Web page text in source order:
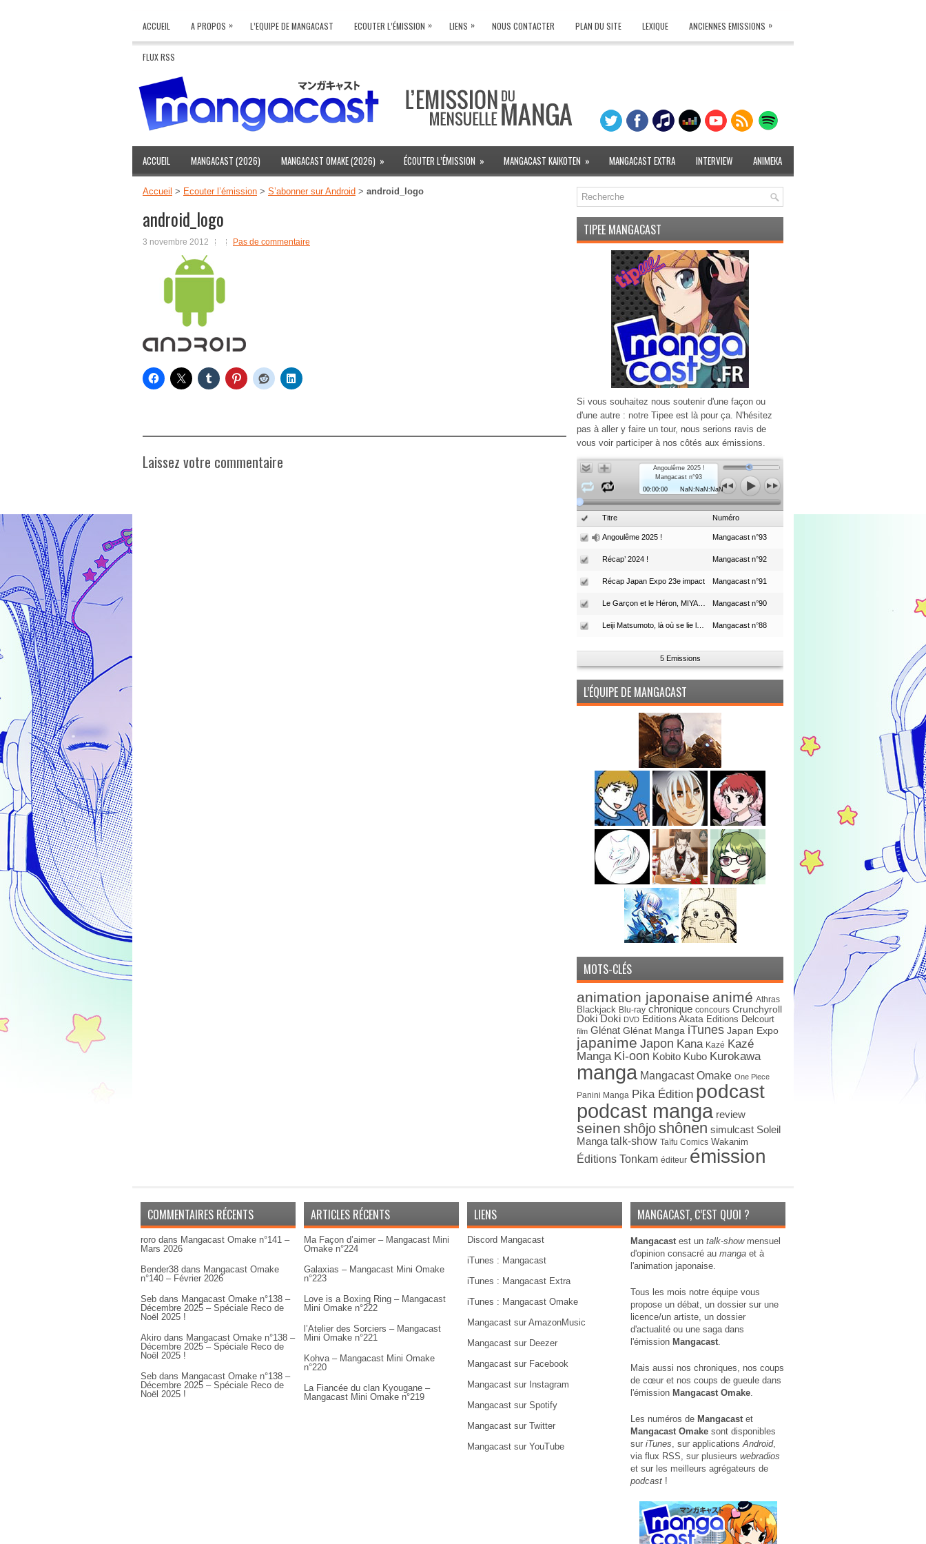
ACCUEIL A PROPOS » L’EQUIPE DE MANGACAST ECOUTER L’ÉMISSION » LIENS » NOUS CONTACTER PLAN DU SITE LEXIQUE ANCIENNES EMISSIONS »
FLUX RSS
ACCUEIL MANGACAST (2026) MANGACAST OMAKE (2026) » ÉCOUTER L’ÉMISSION » MANGACAST KAIKOTEN » MANGACAST EXTRA INTERVIEW ANIMEKA
Accueil > Écouter l’émission > S’abonner sur Android > android_logo
android_logo
3 novembre 2012 Pas de commentaire
Laissez votre commentaire
TIPEE MANGACAST
Si vous souhaitez nous soutenir d'une façon ou
d'une autre : notre Tipee est là pour ça. N'hésitez
pas à aller y faire un tour, nous serions ravis de
vous voir participer à nos côtés aux émissions.
Angoulême 2025 !
Mangacast n°93
00:00:00
NaN:NaN:NaN
Titre Numéro
Angoulême 2025 ! Mangacast n°93
Récap’ 2024 ! Mangacast n°92
Récap Japan Expo 23e impact Mangacast n°91
Mangacast n°90
Mangacast n°88
5 Emissions
L’ÉQUIPE DE MANGACAST
MOTS-CLÉS
animation japonaise animé Athras
Blackjack Blu-ray chronique concours Crunchyroll
Doki Doki DVD Editions Akata Editions Delcourt
film Glénat Glénat Manga iTunes Japan Expo
japanime Japon Kana Kazé Kazé
Manga Ki-oon Kobito Kubo Kurokawa
manga Mangacast Omake One Piece
Panini Manga Pika Édition podcast
podcast manga review
seinen shôjoshônen simulcast Soleil
Manga talk-show Taïfu Comics Wakanim
Éditions Tonkam éditeur émission
COMMENTAIRES RÉCENTS
roro dans Mangacast Omake n°141 –
Mars 2026
Bender38 dans Mangacast Omake
n°140 – Février 2026
Seb dans Mangacast Omake n°138 –
Décembre 2025 – Spéciale Reco de
Noël 2025 !
Akiro dans Mangacast Omake n°138 –
Décembre 2025 – Spéciale Reco de
Noël 2025 !
Seb dans Mangacast Omake n°138 –
Décembre 2025 – Spéciale Reco de
Noël 2025 !
ARTICLES RÉCENTS
Ma Façon d’aimer – Mangacast Mini
Omake n°224
Galaxias – Mangacast Mini Omake
n°223
Love is a Boxing Ring – Mangacast
Mini Omake n°222
l’Atelier des Sorciers – Mangacast
Mini Omake n°221
Kohva – Mangacast Mini Omake
n°220
La Fiancée du clan Kyougane –
Mangacast Mini Omake n°219
LIENS
Discord Mangacast
iTunes : Mangacast
iTunes : Mangacast Extra
iTunes : Mangacast Omake
Mangacast sur AmazonMusic
Mangacast sur Deezer
Mangacast sur Facebook
Mangacast sur Instagram
Mangacast sur Spotify
Mangacast sur Twitter
Mangacast sur YouTube
MANGACAST, C’EST QUOI ?
Mangacastest un talk-showmensuel
d'opinion consacré au manga et à
l'animation japonaise.
Tous les mois notre équipe vous
propose un débat, un dossier sur une
licence/un artiste, un dossier
d'actualité ou une saga dans
l'émission Mangacast.
Mais aussi nos chroniques, nos coups
de cœur et nos coups de gueule dans
l'émission Mangacast Omake.
Les numéros de Mangacastet
Mangacast Omake sont disponibles
sur iTunes, sur applicationsAndroid,
via flux RSS, sur plusieurs webradios
et sur les meilleurs agrégateurs de
podcast !